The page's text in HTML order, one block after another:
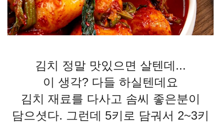
김치 정말 맛있으면 살텐데...
이 생각? 다들 하실텐데요
김치 재료를 다사고 솜씨 좋은분이
담으셧다. 그런데 5키로 담궈서 2~3키